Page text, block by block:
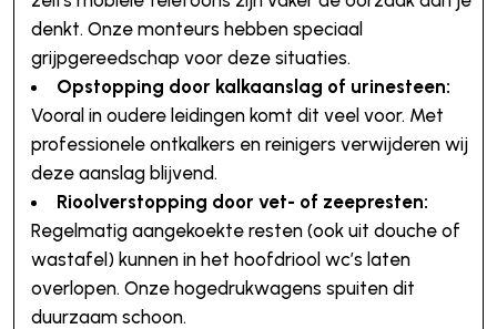
denkt. Onze monteurs hebben speciaal
grijpgereedschap voor deze situaties.
Opstopping door kalkaanslag of urinesteen:
Vooral in oudere leidingen komt dit veel voor. Met
professionele ontkalkers en reinigers verwijderen wij
deze aanslag blijvend.
Rioolverstopping door vet- of zeepresten:
Regelmatig aangekoekte resten (ook uit douche of
wastafel) kunnen in het hoofdriool wc’s laten
overlopen. Onze hogedrukwagens spuiten dit
duurzaam schoon.